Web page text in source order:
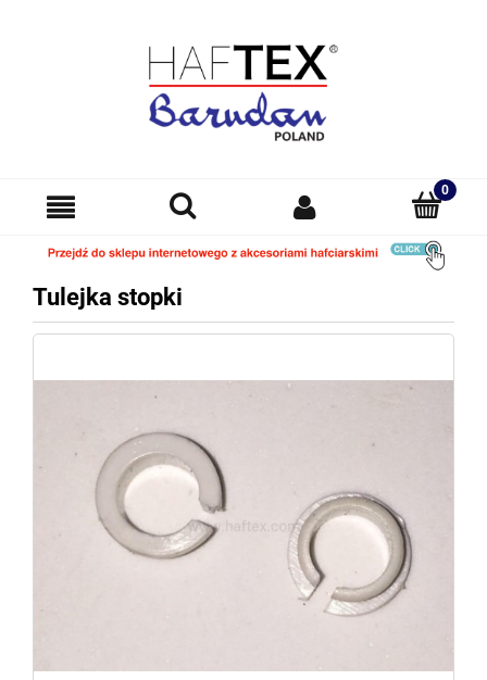
Tulejka stopki